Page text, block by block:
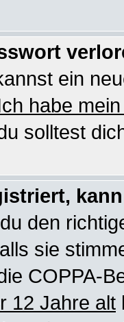
ein
habe
solltest
den
sie
COPPA-
12 Jahre alt